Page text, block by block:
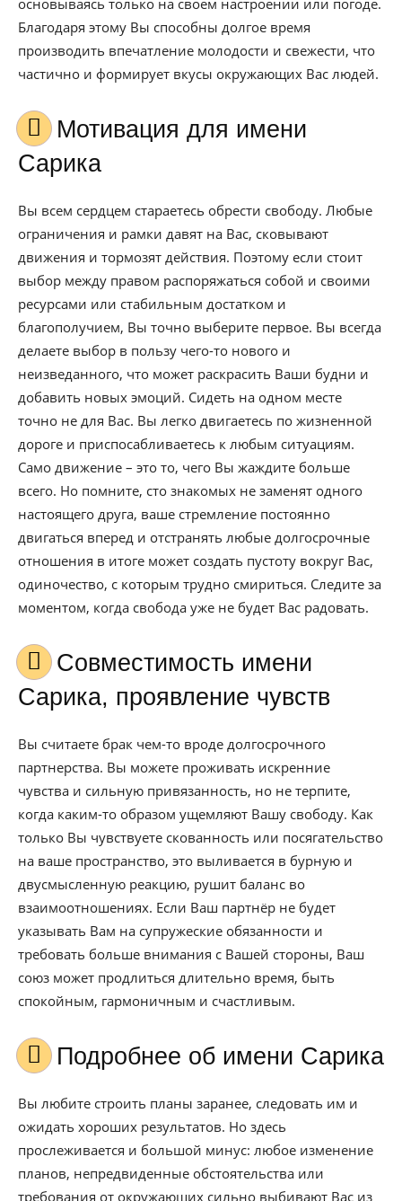
основываясь только на своем настроении или погоде.
Благодаря этому Вы способны долгое время
производить впечатление молодости и свежести, что
частично и формирует вкусы окружающих Вас людей.
Мотивация для имени
Сарика
Вы всем сердцем стараетесь обрести свободу. Любые
ограничения и рамки давят на Вас, сковывают
движения и тормозят действия. Поэтому если стоит
выбор между правом распоряжаться собой и своими
ресурсами или стабильным достатком и
благополучием, Вы точно выберите первое. Вы всегда
делаете выбор в пользу чего-то нового и
неизведанного, что может раскрасить Ваши будни и
добавить новых эмоций. Сидеть на одном месте
точно не для Вас. Вы легко двигаетесь по жизненной
дороге и приспосабливаетесь к любым ситуациям.
Само движение – это то, чего Вы жаждите больше
всего. Но помните, сто знакомых не заменят одного
настоящего друга, ваше стремление постоянно
двигаться вперед и отстранять любые долгосрочные
отношения в итоге может создать пустоту вокруг Вас,
одиночество, с которым трудно смириться. Следите за
моментом, когда свобода уже не будет Вас радовать.
Совместимость имени
Сарика, проявление чувств
Вы считаете брак чем-то вроде долгосрочного
партнерства. Вы можете проживать искренние
чувства и сильную привязанность, но не терпите,
когда каким-то образом ущемляют Вашу свободу. Как
только Вы чувствуете скованность или посягательство
на ваше пространство, это выливается в бурную и
двусмысленную реакцию, рушит баланс во
взаимоотношениях. Если Ваш партнёр не будет
указывать Вам на супружеские обязанности и
требовать больше внимания с Вашей стороны, Ваш
союз может продлиться длительно время, быть
спокойным, гармоничным и счастливым.
Подробнее об имени Сарика
Вы любите строить планы заранее, следовать им и
ожидать хороших результатов. Но здесь
прослеживается и большой минус: любое изменение
планов, непредвиденные обстоятельства или
требования от окружающих сильно выбивают Вас из